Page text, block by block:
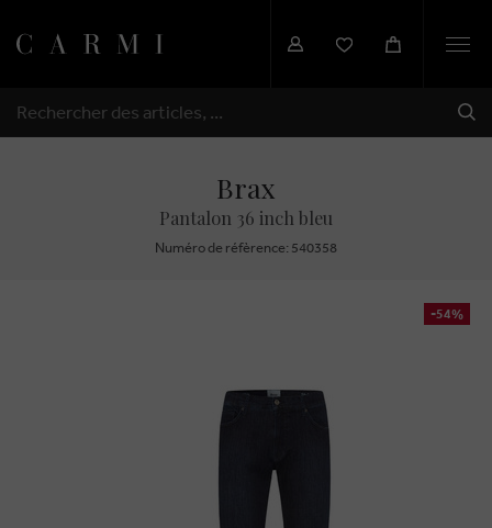
RECHERCHER
Brax
Pantalon 36 inch bleu
Numéro de réfèrence: 540358
-54%